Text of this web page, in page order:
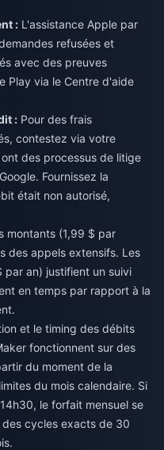
: L'assistance Apple par
refusées et
avec des preuves
Play via le Centre d'aide
: Pour des frais
contestez via votre
des processus de litige
Fournissez la
était non autorisé,
montants (1,99 $ par
des appels extensifs. Les
an) justifient un suivi
en temps par rapport à la
et le timing des débits
fonctionnent sur des
du moment de la
du mois calendaire. Si
le forfait mensuel se
cycles exacts de 30